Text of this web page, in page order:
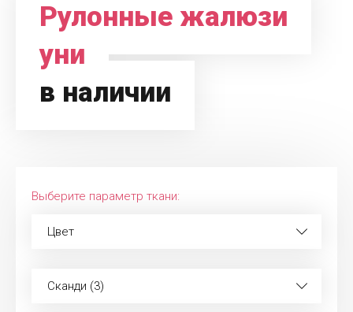
Рулонные жалюзи
уни
в наличии
Выберите параметр ткани:
Цвет
Сканди (3)